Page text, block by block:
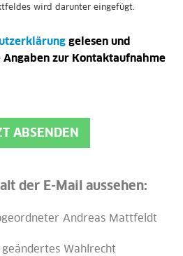
wird darunter eingefügt.
gelesen und
Angaben zur Kontaktaufnahme
ABSENDEN
der E-Mail aussehen:
Andreas Mattfeldt
Wahlrecht